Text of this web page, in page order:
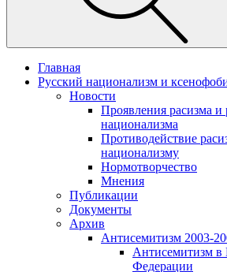
Главная
Русский национализм и
Новости
Проявления расизма и
национализма
Противодействие
национализму
Нормотворчество
Мнения
Публикации
Документы
Архив
Антисемитизм 2003-
Антисемитизм в
Федерации